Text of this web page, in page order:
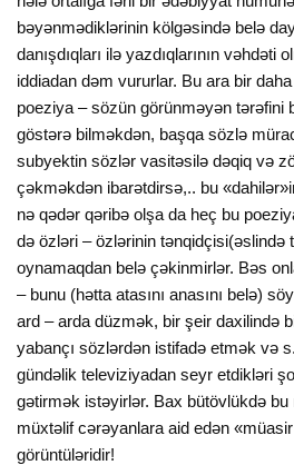
bəyənmədiklərinin kölgəsində belə
danışdıqları ilə yazdıqlarının
iddiadan dəm vururlar. Bu ara bir
poeziya – sözün görünməyən tərəfini
göstərə bilməkdən, başqa sözlə
subyektin sözlər vasitəsilə dəqiq və
çəkməkdən ibarətdirsə,.. bu
nə qədər qəribə olşa da heç bu
də özləri – özlərinin tənqidçisi(əslində
oynamaqdan belə çəkinmirlər. Bəs
– bunu (hətta atasını anasını belə)
ard – arda düzmək, bir şeir daxilində
yabançı sözlərdən istifadə etmək və
gündəlik televiziyadan seyr etdikləri
gətirmək istəyirlər. Bax bütövlükdə
müxtəlif cərəyanlara aid edən
görüntüləridir!